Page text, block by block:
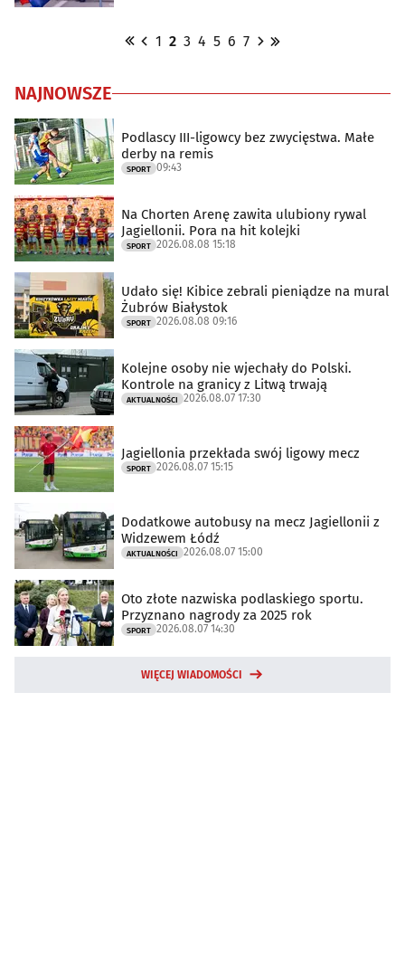
1 2 3 4 5 6 7
NAJNOWSZE
Podlascy III-ligowcy bez zwycięstwa. Małe
derby na remis
SPORT 09:43
Na Chorten Arenę zawita ulubiony rywal
Jagiellonii. Pora na hit kolejki
SPORT 2026.08.08 15:18
Udało się! Kibice zebrali pieniądze na mural
Żubrów Białystok
SPORT 2026.08.08 09:16
Kolejne osoby nie wjechały do Polski.
Kontrole na granicy z Litwą trwają
AKTUALNOŚCI 2026.08.07 17:30
Jagiellonia przekłada swój ligowy mecz
SPORT 2026.08.07 15:15
Dodatkowe autobusy na mecz Jagiellonii z
Widzewem Łódź
AKTUALNOŚCI 2026.08.07 15:00
Oto złote nazwiska podlaskiego sportu.
Przyznano nagrody za 2025 rok
SPORT 2026.08.07 14:30
WIĘCEJ WIADOMOŚCI